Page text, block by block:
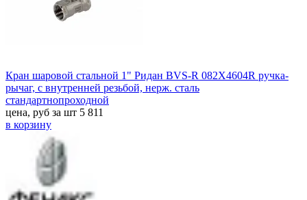
Кран шаровой стальной 1" Ридан BVS-R 082X4604R ручка-
рычаг, с внутренней резьбой, нерж. сталь
стандартнопроходной
цена, руб за шт 5 811
в корзину